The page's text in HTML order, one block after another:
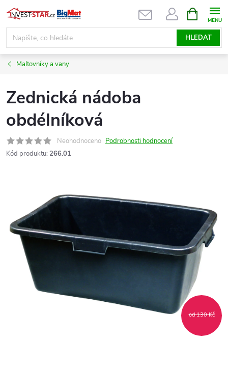
Přejít
na
obsah
HLEDAT
NÁKUPNÍ
KOŠÍK
Maltovníky a vany
Zednická nádoba
obdélníková
Neohodnoceno Podrobnosti hodnocení
Kód produktu: 266.01
od 130 Kč